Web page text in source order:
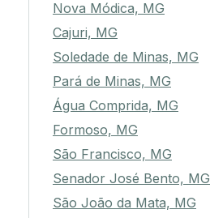
Nova Módica, MG
Cajuri, MG
Soledade de Minas, MG
Pará de Minas, MG
Água Comprida, MG
Formoso, MG
São Francisco, MG
Senador José Bento, MG
São João da Mata, MG